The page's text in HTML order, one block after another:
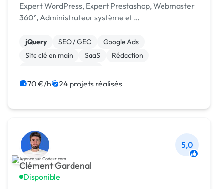
Expert WordPress, Expert Prestashop, Webmaster
360°, Administrateur système et …
jQuery SEO / GEO
Google Ads
Site clé en main
SaaS
Rédaction
Migration ou refonte de site
70 €/h 24 projets réalisés
Clément Gardenal
Disponible
5,0